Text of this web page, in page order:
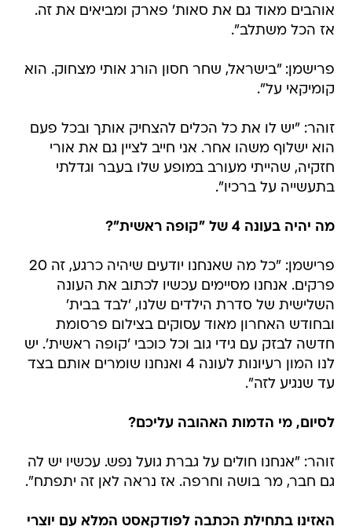
אוהבים מאוד גם את סאות' פארק ומביאים את זה.
אז הכל משתלב".
פרישמן: "בישראל, שחר חסון הורג אותי מצחוק. הוא
קומיקאי על".
זוהר: "יש לו את כל הכלים להצחיק אותך ובכל פעם
הוא ישלוף משהו אחר. אני חייב לציין גם את אורי
חזקיה, שהייתי מעורב במופע שלו בעבר וגדלתי
בתעשייה על ברכיו".
מה יהיה בעונה 4 של "קופה ראשית"?
פרישמן: "כל מה שאנחנו יודעים שיהיה כרגע, זה 20
פרקים. אנחנו מסיימים עכשיו לכתוב את העונה
השלישית של סדרת הילדים שלנו, 'לבד בבית'
ובחודש האחרון מאוד עסוקים בצילום פרסומת
חדשה לבזק עם גידי גוב וכל כוכבי 'קופה ראשית'. יש
לנו המון רעיונות לעונה 4 ואנחנו שומרים אותם בצד
עד שנגיע לזה".
לסיום, מי הדמות האהובה עליכם?
זוהר: "אנחנו חולים על גברת גועל נפש. עכשיו יש לה
גם חבר, מר בושה וחרפה. אז נראה לאן זה יתפתח".
האזינו בתחילת הכתבה לפודקאסט המלא עם יוצרי